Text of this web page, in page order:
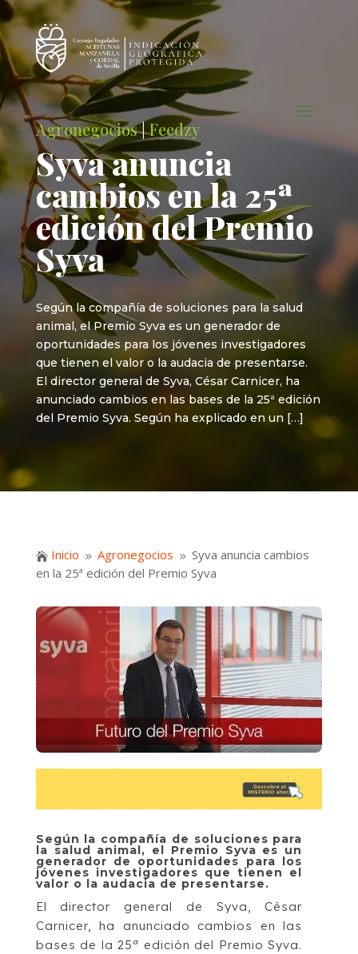
Agronegocios|Feedzy
Syva anuncia
cambios en la 25ª
edición del Premio
Syva
Según la compañía de soluciones para la salud
animal, el Premio Syva es un generador de
oportunidades para los jóvenes investigadores
que tienen el valor o la audacia de presentarse.
El director general de Syva, César Carnicer, ha
anunciado cambios en las bases de la 25ª edición
del Premio Syva. Según ha explicado en un […]
 Inicio 9 Agronegocios 9 Syva anuncia cambios
en la 25ª edición del Premio Syva
Según la compañía de soluciones para
la salud animal, el Premio Syva es un
generador de oportunidades para los
jóvenes investigadores que tienen el
valor o la audacia de presentarse.
El director general de Syva, César
Carnicer, ha anunciado cambios en las
bases de la 25ª edición del Premio Syva.